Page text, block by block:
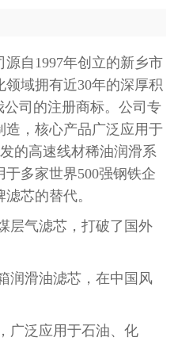
自1997年创立的新乡市
域拥有近30年的深厚积
公司的注册商标。公司专
造，核心产品广泛应用于
的高速线材稀油润滑系
多家世界500强钢铁企
芯的替代。
层气滤芯，打破了国外
润滑油滤芯，在中国风
广泛应用于石油、化